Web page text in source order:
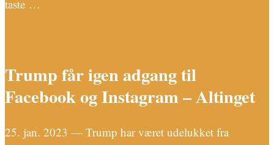
taste …
Trump får igen adgang til
Facebook og Instagram – Altinget
25. jan. 2023 — Trump har været udelukket fra